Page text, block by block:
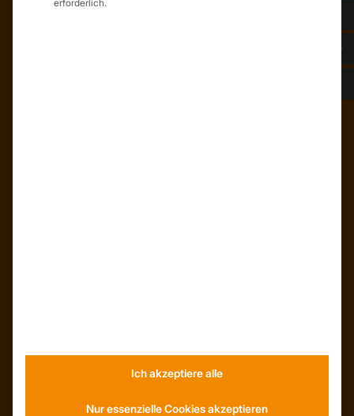
erforderlich.
Ich akzeptiere alle
Nur essenzielle Cookies akzeptieren